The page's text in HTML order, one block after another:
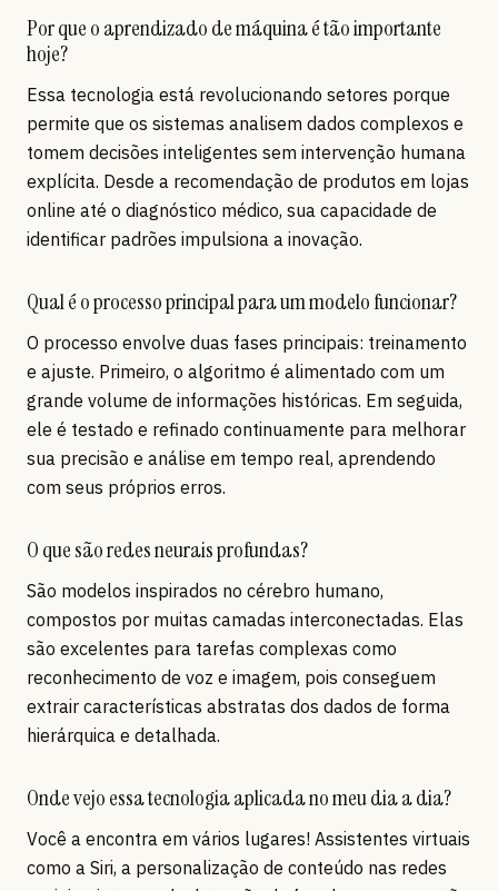
Por que o aprendizado de máquina é tão importante
hoje?
Essa tecnologia está revolucionando setores porque
permite que os sistemas analisem dados complexos e
tomem decisões inteligentes sem intervenção humana
explícita. Desde a recomendação de produtos em lojas
online até o diagnóstico médico, sua capacidade de
identificar padrões impulsiona a inovação.
Qual é o processo principal para um modelo funcionar?
O processo envolve duas fases principais: treinamento
e ajuste. Primeiro, o algoritmo é alimentado com um
grande volume de informações históricas. Em seguida,
ele é testado e refinado continuamente para melhorar
sua precisão e análise em tempo real, aprendendo
com seus próprios erros.
O que são redes neurais profundas?
São modelos inspirados no cérebro humano,
compostos por muitas camadas interconectadas. Elas
são excelentes para tarefas complexas como
reconhecimento de voz e imagem, pois conseguem
extrair características abstratas dos dados de forma
hierárquica e detalhada.
Onde vejo essa tecnologia aplicada no meu dia a dia?
Você a encontra em vários lugares! Assistentes virtuais
como a Siri, a personalização de conteúdo nas redes